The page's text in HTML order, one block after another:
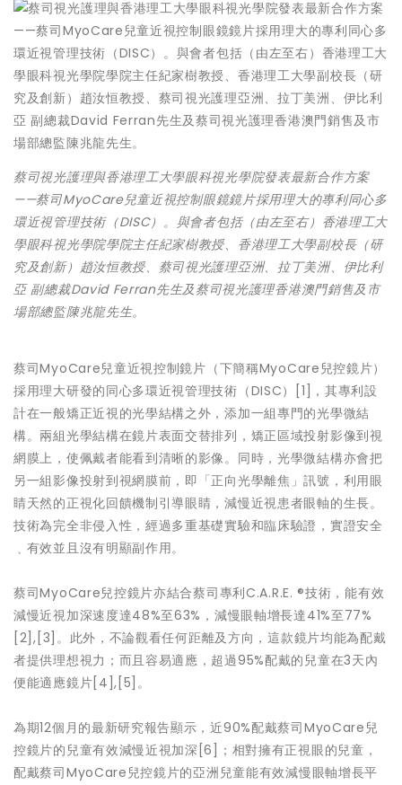
蔡司視光護理與香港理工大學眼科視光學院發表最新合作方案
——蔡司MyoCare兒童近視控制眼鏡鏡片採用理大的專利同心多
環近視管理技術（DISC）。與會者包括（由左至右）香港理工大
學眼科視光學院學院主任紀家樹教授、香港理工大學副校長（研
究及創新）趙汝恒教授、蔡司視光護理亞洲、拉丁美洲、伊比利
亞 副總裁David Ferran先生及蔡司視光護理香港澳門銷售及市
場部總監陳兆龍先生。
蔡司MyoCare兒童近視控制鏡片（下簡稱MyoCare兒控鏡片）
採用理大研發的同心多環近視管理技術（DISC）[1]，其專利設
計在一般矯正近視的光學結構之外，添加一組專門的光學微結
構。兩組光學結構在鏡片表面交替排列，矯正區域投射影像到視
網膜上，使佩戴者能看到清晰的影像。同時，光學微結構亦會把
另一組影像投射到視網膜前，即「正向光學離焦」訊號，利用眼
睛天然的正視化回饋機制引導眼睛，減慢近視患者眼軸的生長。
技術為完全非侵入性，經過多重基礎實驗和臨床驗證，實證安全
﹑有效並且沒有明顯副作用。
蔡司MyoCare兒控鏡片亦結合蔡司專利C.A.R.E. ®技術，能有效
減慢近視加深速度達48%至63%，減慢眼軸增長達41%至77%
[2],[3]。此外，不論觀看任何距離及方向，這款鏡片均能為配戴
者提供理想視力；而且容易適應，超過95%配戴的兒童在3天內
便能適應鏡片[4],[5]。
為期12個月的最新研究報告顯示，近90%配戴蔡司MyoCare兒
控鏡片的兒童有效減慢近視加深[6]；相對擁有正視眼的兒童，
配戴蔡司MyoCare兒控鏡片的亞洲兒童能有效減慢眼軸增長平